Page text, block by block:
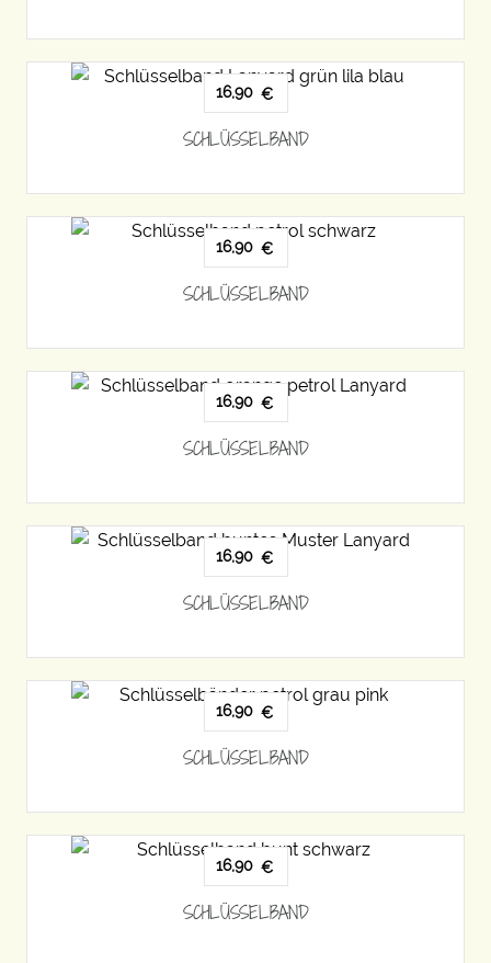
16,90 €
SCHLÜSSELBAND
16,90 €
SCHLÜSSELBAND
16,90 €
SCHLÜSSELBAND
16,90 €
SCHLÜSSELBAND
16,90 €
SCHLÜSSELBAND
16,90 €
SCHLÜSSELBAND